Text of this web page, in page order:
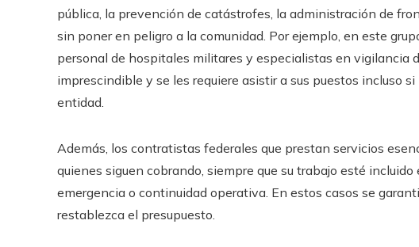
pública, la prevención de catástrofes, la administración de
sin poner en peligro a la comunidad. Por ejemplo, en este
personal de hospitales militares y especialistas en vigilancia
imprescindible y se les requiere asistir a sus puestos incluso
entidad.
Además, los contratistas federales que prestan servicios
quienes siguen cobrando, siempre que su trabajo esté
emergencia o continuidad operativa. En estos casos se
restablezca el presupuesto.